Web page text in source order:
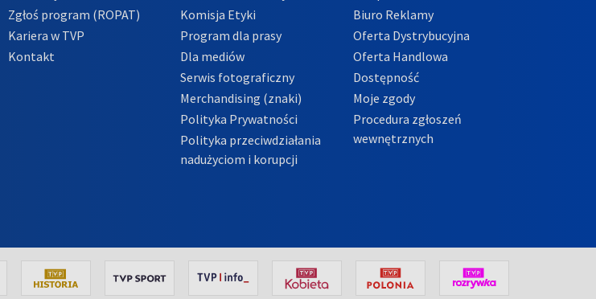
Zgłoś program (ROPAT)
Kariera w TVP
Kontakt
Komisja Etyki
Program dla prasy
Dla mediów
Serwis fotograficzny
Merchandising (znaki)
Polityka Prywatności
Polityka przeciwdziałania
nadużyciom i korupcji
Biuro Reklamy
Oferta Dystrybucyjna
Oferta Handlowa
Dostępność
Moje zgody
Procedura zgłoszeń
wewnętrznych